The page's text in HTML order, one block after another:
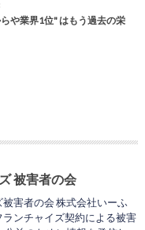
や業界1位" はもう過去の栄
被害者の会
害者の会 株式会社いーふ
ンチャイズ契約による被害